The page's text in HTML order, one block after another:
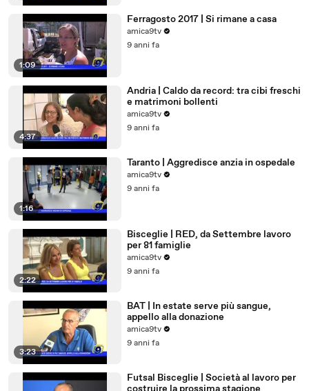
1:09
Ferragosto 2017 | Si rimane a casa
amica9tv
9 anni fa
4:37
Andria | Caldo da record: tra cibi freschi
e matrimoni bollenti
amica9tv
9 anni fa
1:16
Taranto | Aggredisce anzia in ospedale
amica9tv
9 anni fa
2:22
Bisceglie | RED, da Settembre lavoro
per 81 famiglie
amica9tv
9 anni fa
3:23
BAT | In estate serve più sangue,
appello alla donazione
amica9tv
9 anni fa
Futsal Bisceglie | Società al lavoro per